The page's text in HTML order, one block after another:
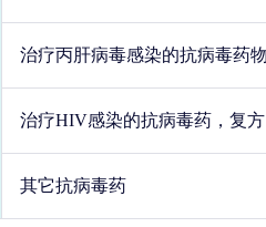
治疗丙肝病毒感染的抗病毒药
治疗HIV感染的抗病毒药，复方
其它抗病毒药